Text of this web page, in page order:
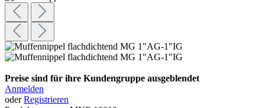
Preise sind für ihre Kundengruppe ausgeblendet
Anmelden
oderRegistrieren